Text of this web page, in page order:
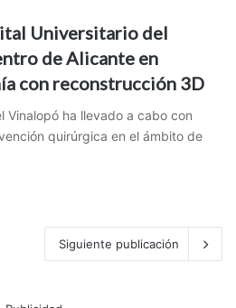
Universitario del
de Alicante en
con reconstrucción 3D
Vinalopó ha llevado a cabo con
quirúrgica en el ámbito de
Siguiente publicación